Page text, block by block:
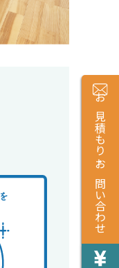
お見積もり・お問い合わせ